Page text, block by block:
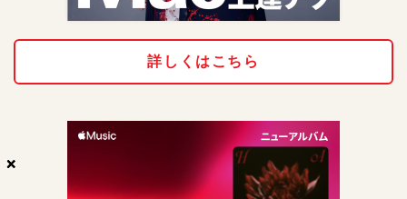
×
×
×
詳しくはこちら